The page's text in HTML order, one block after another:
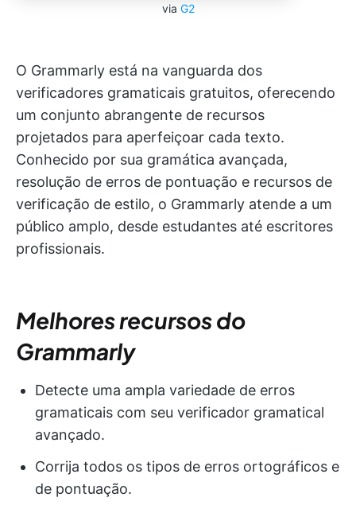
via G2
O Grammarly está na vanguarda dos
verificadores gramaticais gratuitos, oferecendo
um conjunto abrangente de recursos
projetados para aperfeiçoar cada texto.
Conhecido por sua gramática avançada,
resolução de erros de pontuação e recursos de
verificação de estilo, o Grammarly atende a um
público amplo, desde estudantes até escritores
profissionais.
Melhores recursos do
Grammarly
Detecte uma ampla variedade de erros
gramaticais com seu verificador gramatical
avançado.
Corrija todos os tipos de erros ortográficos e
de pontuação.